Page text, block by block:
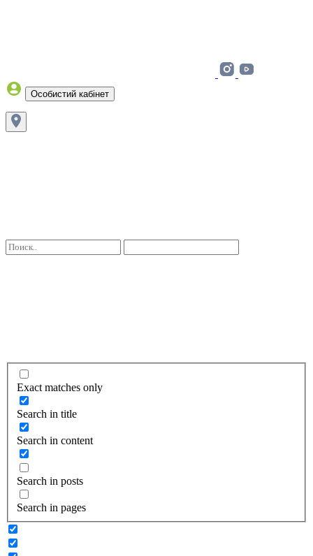
Особистий кабінет
Exact matches only
Search in title
Search in content
Search in posts
Search in pages